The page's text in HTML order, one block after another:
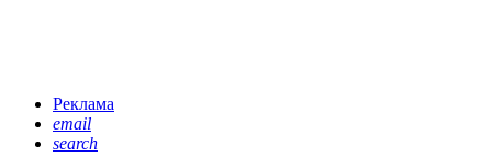
Реклама
email
search